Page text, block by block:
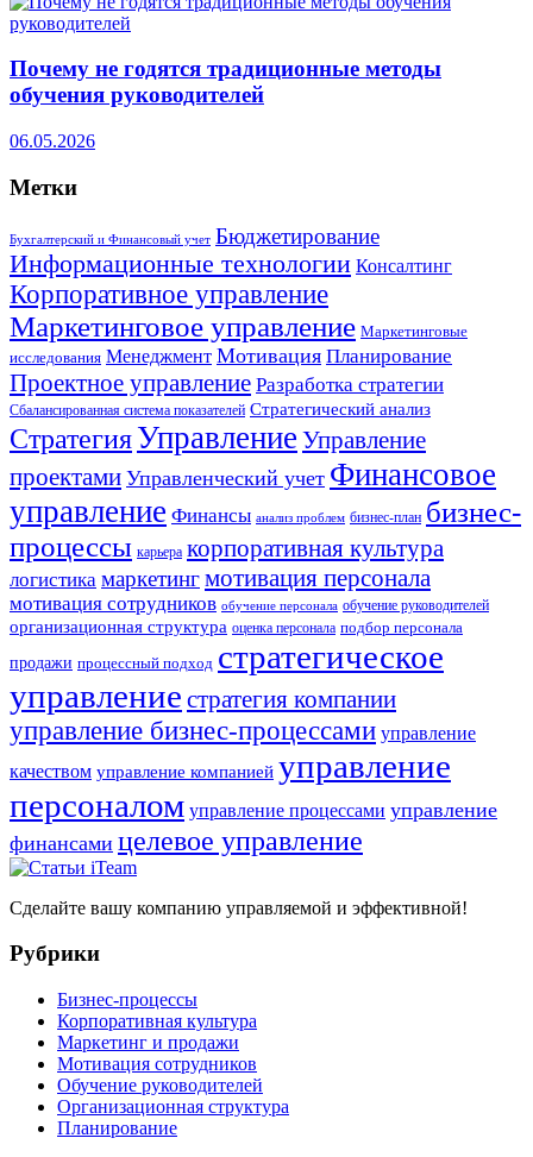
Почему не годятся традиционные методы
обучения руководителей
06.05.2026
Метки
Бухгалтерский и Финансовый учет Бюджетирование
Информационные технологии Консалтинг
Корпоративное управление
Маркетинговое управление Маркетинговые
исследования Менеджмент Мотивация Планирование
Проектное управление Разработка стратегии
Сбалансированная система показателей Стратегический анализ
СтратегияУправление Управление
проектами Управленческий учет Финансовое
управление Финансы анализ проблем бизнес-план бизнес-
процессы карьера корпоративная культура
логистика маркетингмотивация персонала
мотивация сотрудников обучение персонала обучение руководителей
организационная структура оценка персонала подбор персонала
продажи процессный подход стратегическое
управление стратегия компании
управление бизнес-процессами управление
качеством управление компанией управление
персоналом управление процессами управление
финансами целевое управление
Сделайте вашу компанию управляемой и эффективной!
Рубрики
Бизнес-процессы
Корпоративная культура
Маркетинг и продажи
Мотивация сотрудников
Обучение руководителей
Организационная структура
Планирование